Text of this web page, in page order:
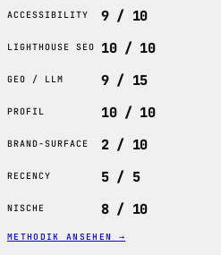
ACCESSIBILITY 9 / 10
LIGHTHOUSE SEO 10 / 10
GEO / LLM 9 / 15
PROFIL 10 / 10
BRAND-SURFACE 2 / 10
RECENCY 5 / 5
NISCHE 8 / 10
METHODIK ANSEHEN →